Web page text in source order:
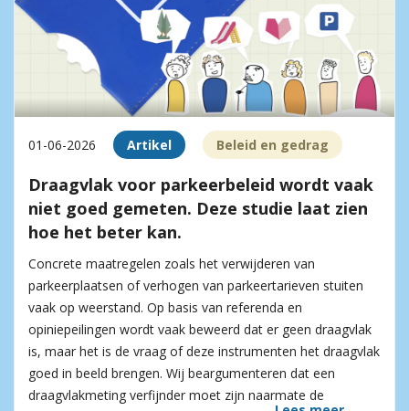
01-06-2026 Artikel Beleid en gedrag
Draagvlak voor parkeerbeleid wordt vaak
niet goed gemeten. Deze studie laat zien
hoe het beter kan.
Concrete maatregelen zoals het verwijderen van
parkeerplaatsen of verhogen van parkeertarieven stuiten
vaak op weerstand. Op basis van referenda en
opiniepeilingen wordt vaak beweerd dat er geen draagvlak
is, maar het is de vraag of deze instrumenten het draagvlak
goed in beeld brengen. Wij beargumenteren dat een
draagvlakmeting verfijnder moet zijn naarmate de